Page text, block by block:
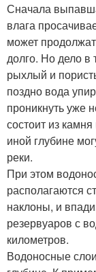
Сначала
влага
может
долго. Но дело в
рыхлый и
поздно вода
проникнуть уже
состоит из
иной глубине
реки.
При этом
располагаются
наклоны, и
резервуаров с
километров.
Водоносные